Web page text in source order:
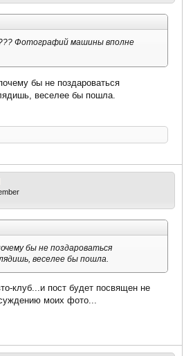
Фотографий машины вполне
бы не поздароваться
веселее бы пошла.
бы не поздароваться
веселее бы пошла.
клуб...и пост будет посвящен не
моих фото...